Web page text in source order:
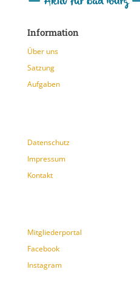
Information
Über uns
Satzung
Aufgaben
Datenschutz
Impressum
Kontakt
Mitgliederportal
Facebook
Instagram